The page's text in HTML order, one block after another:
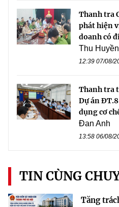
Thanh tra
phát hiện
doanh có
Thu Huyền
12:39 07/08/
Thanh tra
Dự án
dụng cơ
Đan Anh
13:58 06/08/
TIN CÙNG
Tăng